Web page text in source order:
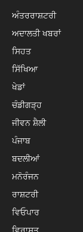
ਅੰਤਰਰਾਸ਼ਟਰੀ
ਅਦਾਲਤੀ ਖਬਰਾਂ
ਸਿਹਤ
ਸਿੱਖਿਆ
ਖੇਡਾਂ
ਚੰਡੀਗੜ੍ਹ
ਜੀਵਨ ਸ਼ੈਲੀ
ਪੰਜਾਬ
ਬਦਲੀਆਂ
ਮਨੋਰੰਜਨ
ਰਾਸ਼ਟਰੀ
ਵਿਓਪਾਰ